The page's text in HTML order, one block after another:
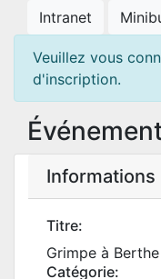
Intranet
Veuillez vous
d'inscription.
Informations
Titre:
Grimpe à
Catégorie: